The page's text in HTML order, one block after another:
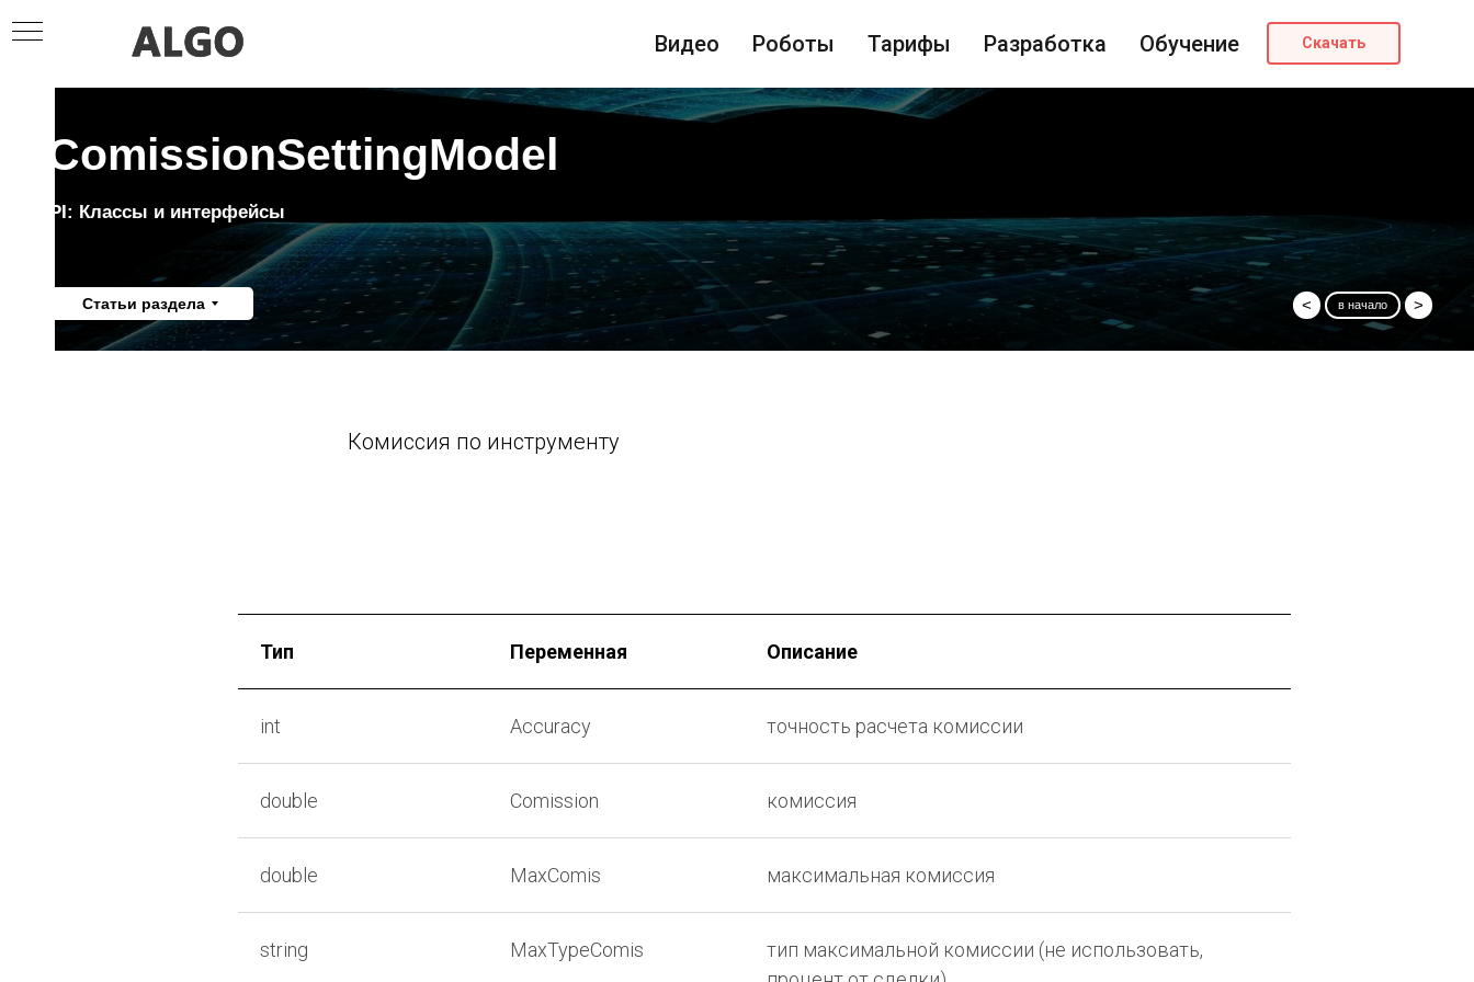
Видео Роботы Тарифы Разработка Обучение Скачать
IComissionSettingModel
API: Классы и интерфейсы
Статьи раздела >
< в начало
Комиссия по инструменту
Тип Переменная Описание
int Accuracy точность расчета комиссии
double Comission комиссия
double MaxComis максимальная комиссия
string MaxTypeComis
тип максимальной комиссии (не использовать,